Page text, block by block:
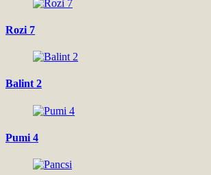
Rozi 7
Balint 2
Pumi 4